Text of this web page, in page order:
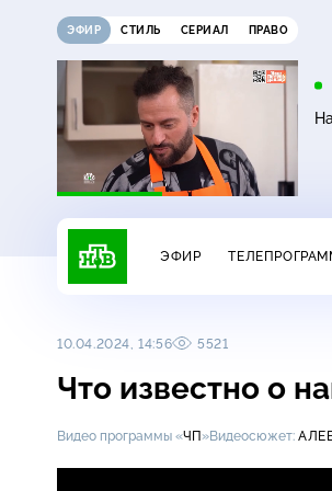
ЭФИР СТИЛЬ СЕРИАЛ ПРАВО
ЭФИР
10.04.2024, 14:56 5521
Что известно о
Видео программы «ЧП»Видеосюжет: